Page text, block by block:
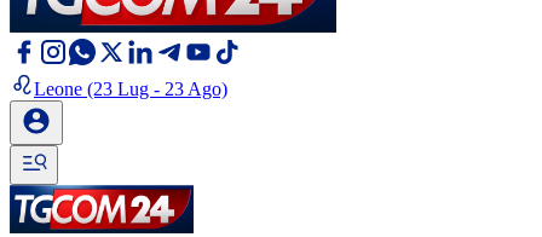
Leone (23 Lug - 23 Ago)